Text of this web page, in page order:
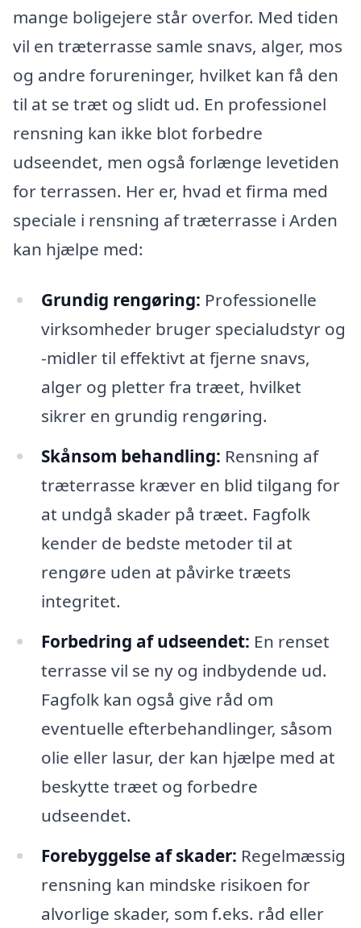
mange boligejere står overfor. Med tiden
vil en træterrasse samle snavs, alger, mos
og andre forureninger, hvilket kan få den
til at se træt og slidt ud. En professionel
rensning kan ikke blot forbedre
udseendet, men også forlænge levetiden
for terrassen. Her er, hvad et firma med
speciale i rensning af træterrasse i Arden
kan hjælpe med:
Grundig rengøring: Professionelle
virksomheder bruger specialudstyr og
-midler til effektivt at fjerne snavs,
alger og pletter fra træet, hvilket
sikrer en grundig rengøring.
Skånsom behandling: Rensning af
træterrasse kræver en blid tilgang for
at undgå skader på træet. Fagfolk
kender de bedste metoder til at
rengøre uden at påvirke træets
integritet.
Forbedring af udseendet: En renset
terrasse vil se ny og indbydende ud.
Fagfolk kan også give råd om
eventuelle efterbehandlinger, såsom
olie eller lasur, der kan hjælpe med at
beskytte træet og forbedre
udseendet.
Forebyggelse af skader: Regelmæssig
rensning kan mindske risikoen for
alvorlige skader, som f.eks. råd eller